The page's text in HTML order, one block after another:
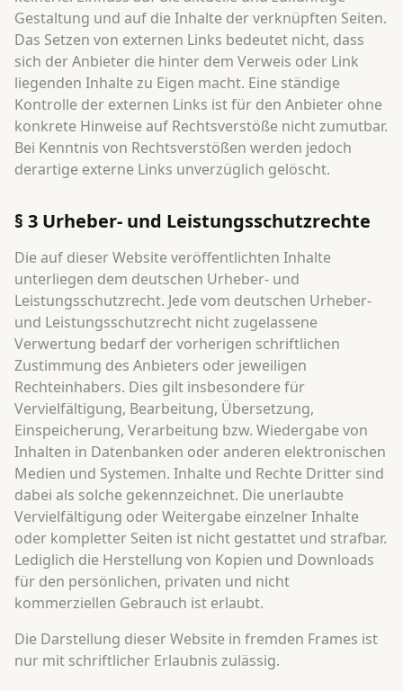
Gestaltung und auf die Inhalte der verknüpften Seiten.
Das Setzen von externen Links bedeutet nicht, dass
sich der Anbieter die hinter dem Verweis oder Link
liegenden Inhalte zu Eigen macht. Eine ständige
Kontrolle der externen Links ist für den Anbieter ohne
konkrete Hinweise auf Rechtsverstöße nicht zumutbar.
Bei Kenntnis von Rechtsverstößen werden jedoch
derartige externe Links unverzüglich gelöscht.
§ 3 Urheber- und Leistungsschutzrechte
Die auf dieser Website veröffentlichten Inhalte
unterliegen dem deutschen Urheber- und
Leistungsschutzrecht. Jede vom deutschen Urheber-
und Leistungsschutzrecht nicht zugelassene
Verwertung bedarf der vorherigen schriftlichen
Zustimmung des Anbieters oder jeweiligen
Rechteinhabers. Dies gilt insbesondere für
Vervielfältigung, Bearbeitung, Übersetzung,
Einspeicherung, Verarbeitung bzw. Wiedergabe von
Inhalten in Datenbanken oder anderen elektronischen
Medien und Systemen. Inhalte und Rechte Dritter sind
dabei als solche gekennzeichnet. Die unerlaubte
Vervielfältigung oder Weitergabe einzelner Inhalte
oder kompletter Seiten ist nicht gestattet und strafbar.
Lediglich die Herstellung von Kopien und Downloads
für den persönlichen, privaten und nicht
kommerziellen Gebrauch ist erlaubt.
Die Darstellung dieser Website in fremden Frames ist
nur mit schriftlicher Erlaubnis zulässig.